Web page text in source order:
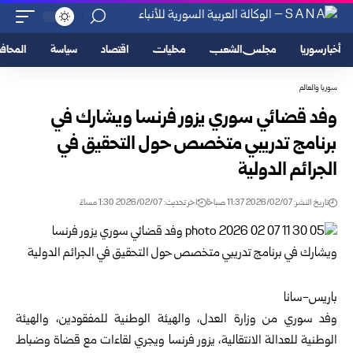
أخبار سوريا مجلس الشعب محليات اقتصاد سياسة
سوريا والعالم
وفد قضائي سوري يزور فرنسا ويشارك في
برنامج تدريبي متخصص حول التحقيق في
الجرائم الدولية
تاريخ النشر: 2026/02/07 11:37 صباحًا اخر تحديث: 2026/02/07 1:30 مساءً
باريس-سانا
وفد سوري من وزارة العدل، والهيئة الوطنية للمفقودين، والهيئة
الوطنية للعدالة الانتقالية، يزور فرنسا ويجري لقاءات مع قضاة وضباط